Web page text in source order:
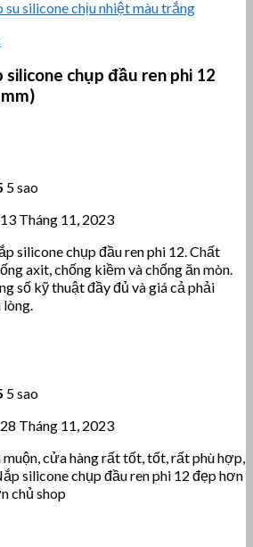
silicone chụp đầu ren phi 12
5 sao
13 Tháng 11, 2023
silicone chụp đầu ren phi 12. Chất
axit, chống kiềm và chống ăn mòn.
số kỹ thuật đầy đủ và giá cả phải
lòng.
5 sao
28 Tháng 11, 2023
muộn, cửa hàng rất tốt, tốt, rất phù hợp,
silicone chụp đầu ren phi 12 đẹp hơn
chủ shop